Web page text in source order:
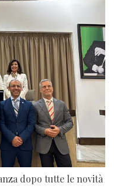
dopo tutte le novità